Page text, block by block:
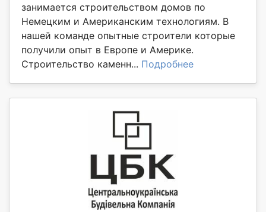
занимается строительством домов по
Немецким и Американским технологиям. В
нашей команде опытные строители которые
получили опыт в Европе и Америке.
Строительство каменн... Подробнее